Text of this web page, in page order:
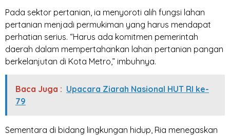
Pada sektor pertanian, ia menyoroti alih fungsi lahan
pertanian menjadi permukiman yang harus mendapat
perhatian serius. “Harus ada komitmen pemerintah
daerah dalam mempertahankan lahan pertanian pangan
berkelanjutan di Kota Metro,” imbuhnya.
Baca Juga : Upacara Ziarah Nasional HUT RI ke-
79
Sementara di bidang lingkungan hidup, Ria menegaskan